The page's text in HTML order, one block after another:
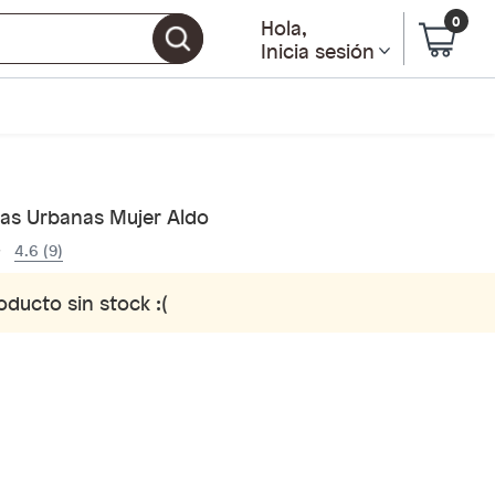
Hola,
Inicia sesión
0
Urbanas Mujer Aldo
4.6 (9)
sin stock :(